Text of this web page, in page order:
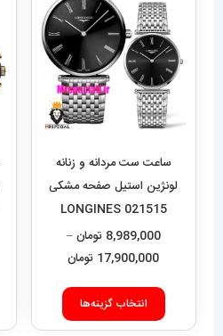
ساعت ست مردانه و زنانه
لونژین استیل صفحه مشکی
LONGINES 021515
8,989,000 تومان–
17,900,000 تومانمحدوده
تا
انتخاب گزینه‌ها
این
محصول